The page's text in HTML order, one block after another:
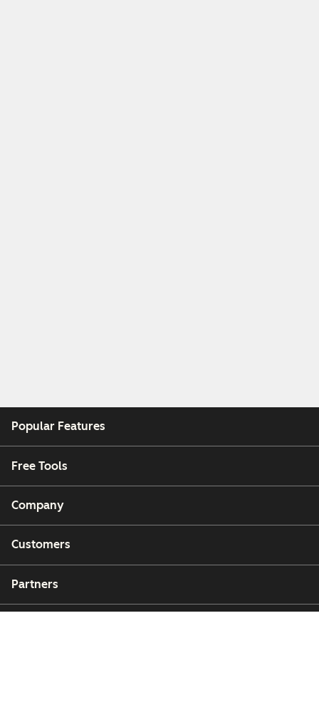
Popular Features
Free Tools
Company
Customers
Partners